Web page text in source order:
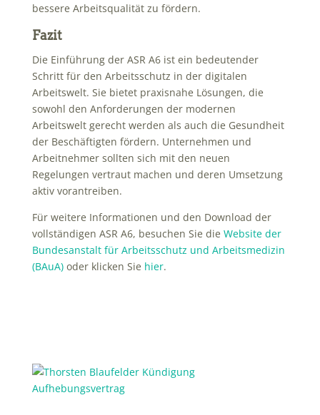
bessere Arbeitsqualität zu fördern.
Fazit
Die Einführung der ASR A6 ist ein bedeutender
Schritt für den Arbeitsschutz in der digitalen
Arbeitswelt. Sie bietet praxisnahe Lösungen, die
sowohl den Anforderungen der modernen
Arbeitswelt gerecht werden als auch die Gesundheit
der Beschäftigten fördern. Unternehmen und
Arbeitnehmer sollten sich mit den neuen
Regelungen vertraut machen und deren Umsetzung
aktiv vorantreiben.
Für weitere Informationen und den Download der
vollständigen ASR A6, besuchen Sie die Website der
Bundesanstalt für Arbeitsschutz und Arbeitsmedizin
(BAuA)oder klicken Sie hier.